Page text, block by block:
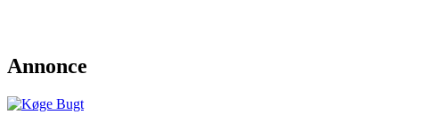
Annonce